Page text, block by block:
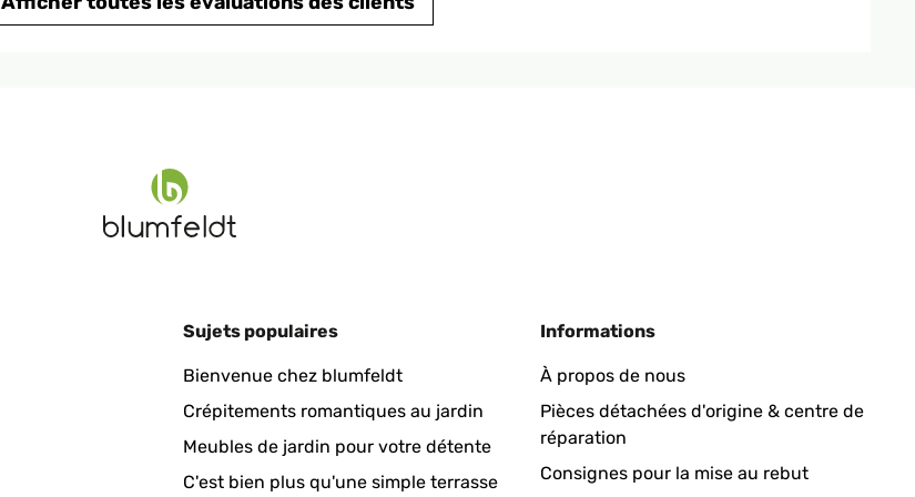
Sujets populaires
Bienvenue chez blumfeldt
Crépitements romantiques au jardin
Meubles de jardin pour votre détente
C'est bien plus qu'une simple terrasse
Informations
À propos de nous
Pièces détachées d'origine & centre de
réparation
Consignes pour la mise au rebut